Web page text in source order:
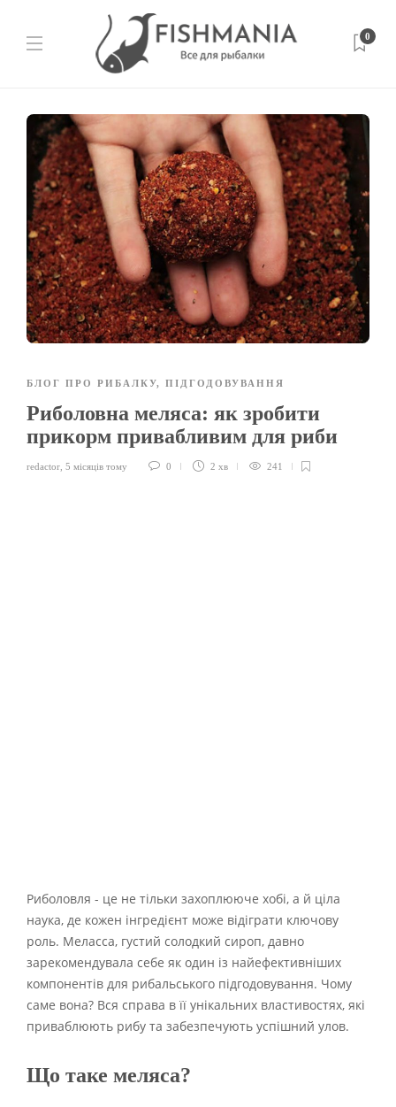
0
БЛОГ ПРО РИБАЛКУ, ПІДГОДОВУВАННЯ
Риболовна меляса: як зробити
прикорм привабливим для риби
redactor 5 місяців тому 0 2 хв 241
Риболовля - це не тільки захоплююче хобі, а й ціла
наука, де кожен інгредієнт може відіграти ключову
роль. Меласса, густий солодкий сироп, давно
зарекомендувала себе як один із найефективніших
компонентів для рибальського підгодовування. Чому
саме вона? Вся справа в її унікальних властивостях, які
приваблюють рибу та забезпечують успішний улов.
Що таке меляса?